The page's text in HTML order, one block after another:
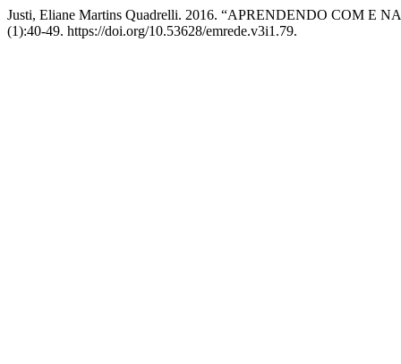
Justi, Eliane Martins Quadrelli. 2016. “APRENDENDO COM E
(1):40-49. https://doi.org/10.53628/emrede.v3i1.79.